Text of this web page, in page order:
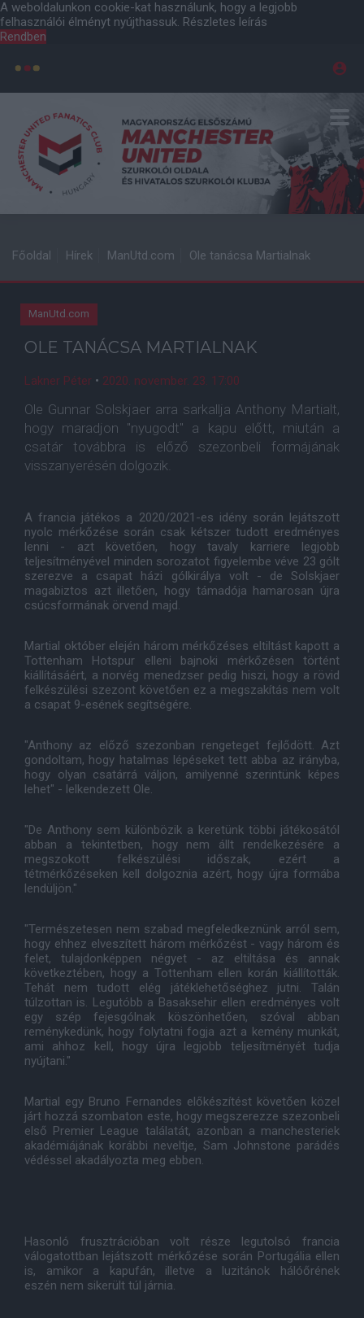
A weboldalunkon cookie-kat használunk, hogy a legjobb
felhasználói élményt nyújthassuk. Részletes leírás
Rendben
Főoldal Hírek ManUtd.com Ole tanácsa Martialnak
ManUtd.com
OLE TANÁCSA MARTIALNAK
Lakner Péter • 2020. november. 23. 17:00
Ole Gunnar Solskjaer arra sarkallja Anthony Martialt,
hogy maradjon "nyugodt" a kapu előtt, miután a
csatár továbbra is előző szezonbeli formájának
visszanyerésén dolgozik.
A francia játékos a 2020/2021-es idény során lejátszott
nyolc mérkőzése során csak kétszer tudott eredményes
lenni - azt követően, hogy tavaly karriere legjobb
teljesítményével minden sorozatot figyelembe véve 23 gólt
szerezve a csapat házi gólkirálya volt - de Solskjaer
magabiztos azt illetően, hogy támadója hamarosan újra
csúcsformának örvend majd.
Martial október elején három mérkőzéses eltiltást kapott a
Tottenham Hotspur elleni bajnoki mérkőzésen történt
kiállításáért, a norvég menedzser pedig hiszi, hogy a rövid
felkészülési szezont követően ez a megszakítás nem volt
a csapat 9-esének segítségére.
"Anthony az előző szezonban rengeteget fejlődött. Azt
gondoltam, hogy hatalmas lépéseket tett abba az irányba,
hogy olyan csatárrá váljon, amilyenné szerintünk képes
lehet" - lelkendezett Ole.
"De Anthony sem különbözik a keretünk többi játékosától
abban a tekintetben, hogy nem állt rendelkezésére a
megszokott felkészülési időszak, ezért a
tétmérkőzéseken kell dolgoznia azért, hogy újra formába
lendüljön."
"Természetesen nem szabad megfeledkeznünk arról sem,
hogy ehhez elveszített három mérkőzést - vagy három és
felet, tulajdonképpen négyet - az eltiltása és annak
következtében, hogy a Tottenham ellen korán kiállították.
Tehát nem tudott elég játéklehetőséghez jutni. Talán
túlzottan is. Legutóbb a Basaksehir ellen eredményes volt
egy szép fejesgólnak köszönhetően, szóval abban
reménykedünk, hogy folytatni fogja azt a kemény munkát,
ami ahhoz kell, hogy újra legjobb teljesítményét tudja
nyújtani."
Martial egy Bruno Fernandes előkészítést követően közel
járt hozzá szombaton este, hogy megszerezze szezonbeli
első Premier League találatát, azonban a manchesteriek
akadémiájának korábbi neveltje, Sam Johnstone parádés
védéssel akadályozta meg ebben.
Hasonló frusztrációban volt része legutolsó francia
válogatottban lejátszott mérkőzése során Portugália ellen
is, amikor a kapufán, illetve a luzitánok hálóőrének
eszén nem sikerült túl járnia.